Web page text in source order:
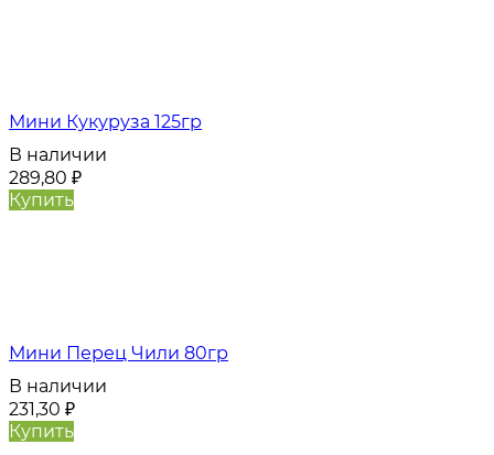
Мини Кукуруза 125гр
В наличии
289,80 ₽
Купить
Мини Перец Чили 80гр
В наличии
231,30 ₽
Купить